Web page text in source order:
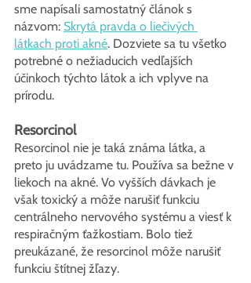
sme napísali samostatný článok s
názvom: Skrytá pravda o liečivých
látkach proti akné. Dozviete sa tu všetko
potrebné o nežiaducich vedľajších
účinkoch týchto látok a ich vplyve na
prírodu.
Resorcinol
Resorcinol nie je taká známa látka, a
preto ju uvádzame tu. Používa sa bežne v
liekoch na akné. Vo vyšších dávkach je
však toxický a môže narušiť funkciu
centrálneho nervového systému a viesť k
respiračným ťažkostiam. Bolo tiež
preukázané, že resorcinol môže narušiť
funkciu štítnej žľazy.